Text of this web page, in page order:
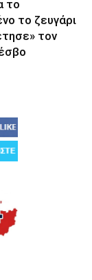
το
το ζευγάρι
τον